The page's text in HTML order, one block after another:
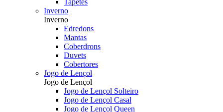
Tapetes
Inverno
Inverno
Edredons
Mantas
Coberdrons
Duvets
Cobertores
Jogo de Lençol
Jogo de Lençol
Jogo de Lençol Solteiro
Jogo de Lençol Casal
Jogo de Lençol Queen